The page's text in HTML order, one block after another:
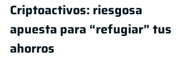
Criptoactivos: riesgosa
apuesta para “refugiar” tus
ahorros